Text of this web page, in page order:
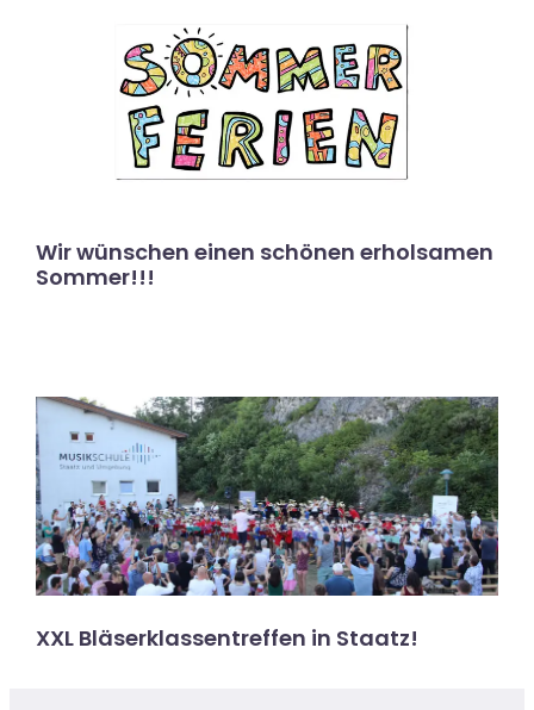
Wir wünschen einen schönen erholsamen
Sommer!!!
XXL Bläserklassentreffen in Staatz!